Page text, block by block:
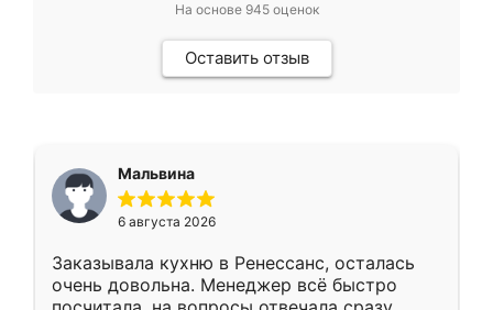
На основе 945оценок
Оставить отзыв
Мальвина
6 августа 2026
Заказывала кухню в Ренессанс, осталась
очень довольна. Менеджер всё быстро